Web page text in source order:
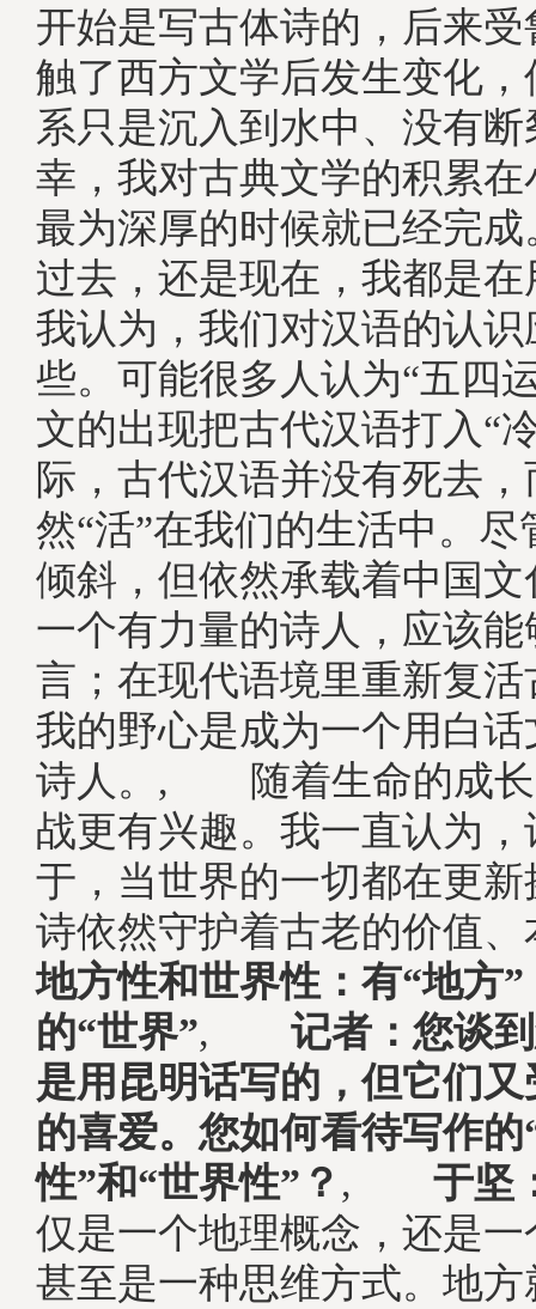
开始是写古体诗的，后来
触了西方文学后发生变化
系只是沉入到水中、没有
幸，我对古典文学的积累
最为深厚的时候就已经
过去，还是现在，我都是
我认为，我们对汉语的认
些。可能很多人认为“五四
文的出现把古代汉语打入“
际，古代汉语并没有死去，
然“活”在我们的生活中。
倾斜，但依然承载着中国文
一个有力量的诗人，应该
言；在现代语境里重新复活
我的野心是成为一个用白
诗人。, 随着生命的成长
战更有兴趣。我一直认为
于，当世界的一切都在更
诗依然守护着古老的价值、
地方性和世界性：有“地方
的“世界”,
记者：您谈
是用昆明话写的，但它们
的喜爱。您如何看待写作的
性”和“世界性”？ , 于坚
仅是一个地理概念，还是
甚至是一种思维方式。地